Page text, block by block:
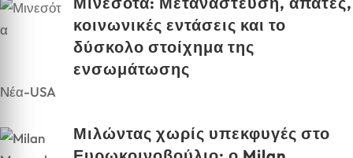
κοινωνικές εντάσεις και το
δύσκολο στοίχημα της
ενσωμάτωσης
Νέα-USA
Μιλώντας χωρίς υπεκφυγές στο